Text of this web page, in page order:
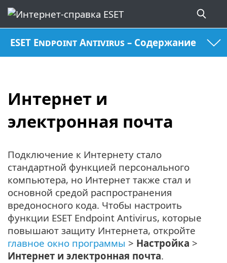
ESET Endpoint Antivirus – Содержание
Интернет и
электронная почта
Подключение к Интернету стало
стандартной функцией персонального
компьютера, но Интернет также стал и
основной средой распространения
вредоносного кода. Чтобы настроить
функции ESET Endpoint Antivirus, которые
повышают защиту Интернета, откройте
главное окно программы > Настройка >
Интернет и электронная почта.